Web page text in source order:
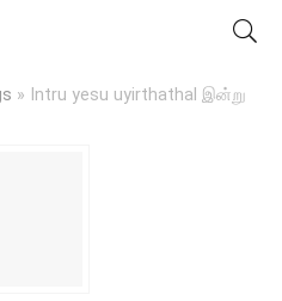
» Intru yesu uyirthathal இன்று